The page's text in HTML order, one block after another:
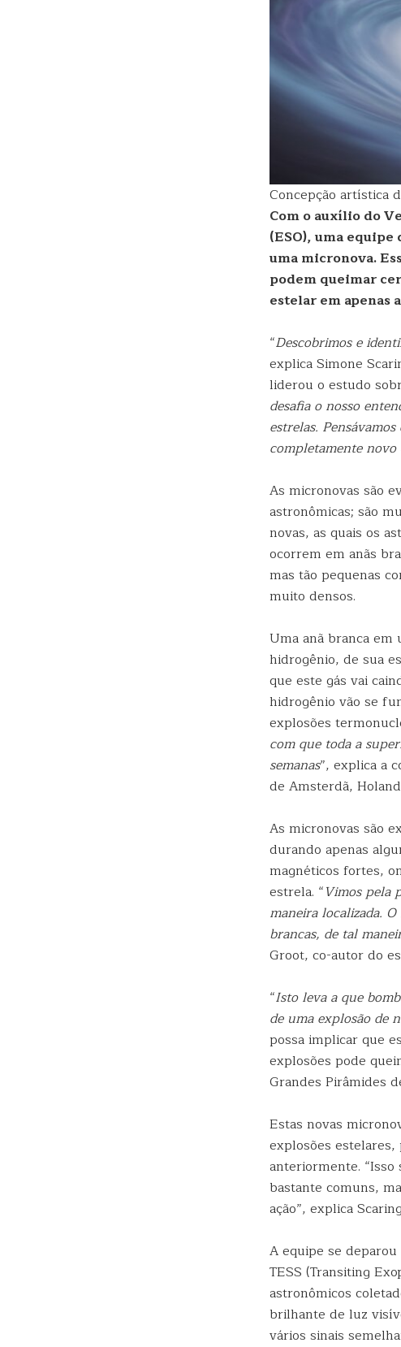
Concepção artística
Com o auxílio do
(ESO), uma
uma micronova.
podem queimar
estelar em apenas
“Descobrimos e
explica Simone
liderou o estudo
desafia o nosso
estrelas.
completamente
As micronovas são
astronômicas; são
novas, as quais os
ocorrem em anãs
mas tão pequenas
muito densos.
Uma anã branca
hidrogênio, de sua
que este gás vai
hidrogênio vão se
explosões
com que toda a
semanas”, explica a
de Amsterdã,
As micronovas são
durando apenas
magnéticos fortes,
estrela. “Vimos pela
maneira localizada.
brancas, de tal
Groot, co-autor do
“Isto leva a que
de uma explosão de
possa implicar que
explosões pode
Grandes Pirâmides
Estas novas
explosões
anteriormente.
bastante comuns,
ação”, explica
A equipe se
TESS (Transiting
astronômicos
brilhante de luz
vários sinais